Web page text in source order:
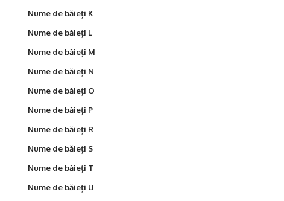
Nume de băieți K
Nume de băieți L
Nume de băieți M
Nume de băieți N
Nume de băieți O
Nume de băieți P
Nume de băieți R
Nume de băieți S
Nume de băieți T
Nume de băieți U